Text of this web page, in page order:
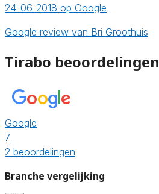
24-06-2018 op Google
Google review van Bri Groothuis
Tirabo beoordelingen
Google
7
2 beoordelingen
Branche vergelijking